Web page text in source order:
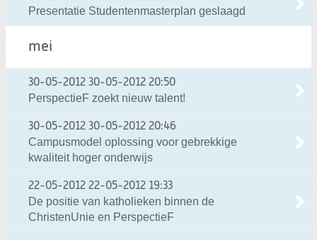
Presentatie Studentenmasterplan geslaagd
mei
30-05-2012 30-05-2012 20:50
PerspectieF zoekt nieuw talent!
30-05-2012 30-05-2012 20:46
Campusmodel oplossing voor gebrekkige
kwaliteit hoger onderwijs
22-05-2012 22-05-2012 19:33
De positie van katholieken binnen de
ChristenUnie en PerspectieF